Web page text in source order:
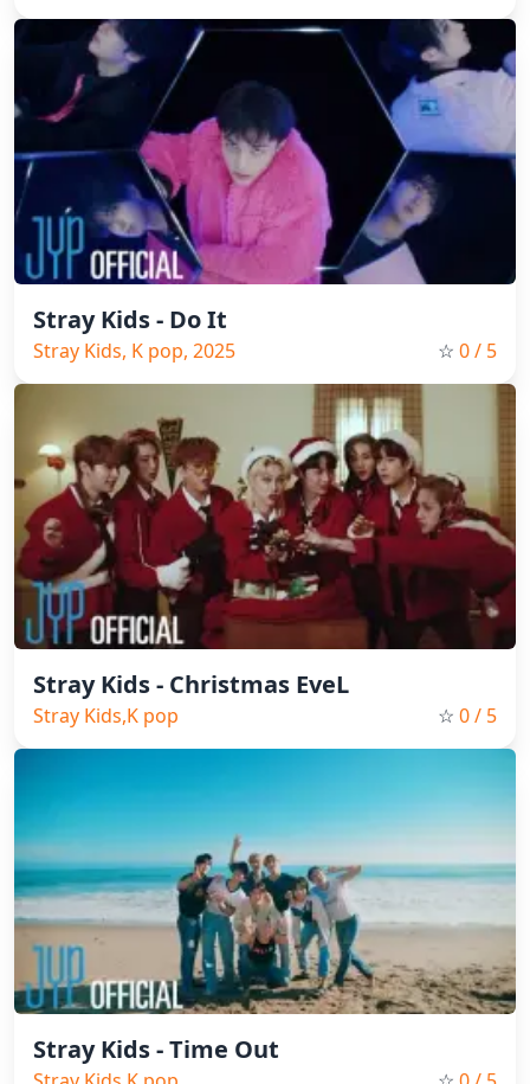
Stray Kids - Do It
Stray Kids, K pop, 2025 ☆ 0/ 5
Stray Kids - Christmas EveL
Stray Kids,K pop ☆ 0/ 5
Stray Kids - Time Out